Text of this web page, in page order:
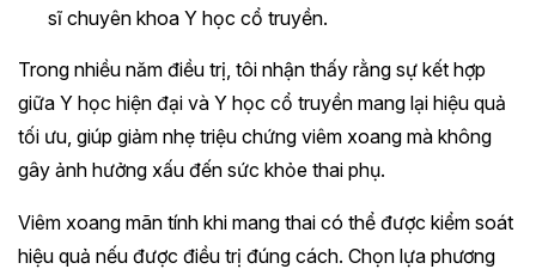
sĩ chuyên khoa Y học cổ truyền.
Trong nhiều năm điều trị, tôi nhận thấy rằng sự kết hợp
giữa Y học hiện đại và Y học cổ truyền mang lại hiệu quả
tối ưu, giúp giảm nhẹ triệu chứng viêm xoang mà không
gây ảnh hưởng xấu đến sức khỏe thai phụ.
Viêm xoang mãn tính khi mang thai có thể được kiểm soát
hiệu quả nếu được điều trị đúng cách. Chọn lựa phương